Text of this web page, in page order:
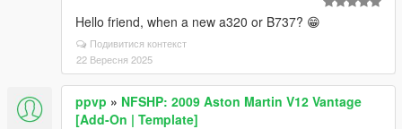
Hello friend, when a new a320 or B737? 😁
Подивитися контекст
22 Вересня 2025
ppvp » NFSHP: 2009 Aston Martin V12 Vantage
[Add-On | Template]